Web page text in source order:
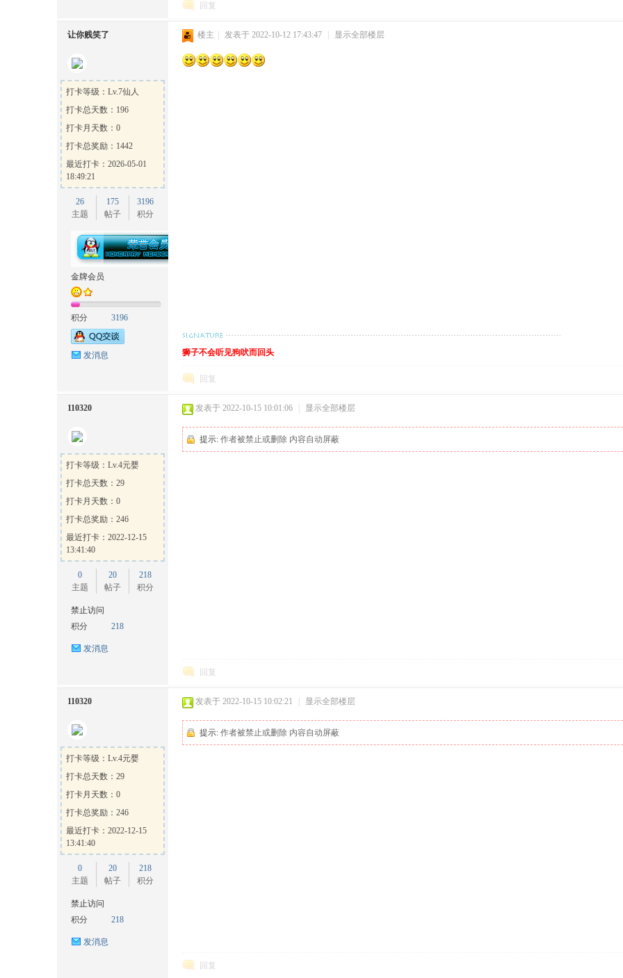
官
论
回复
让你贱笑了
打卡等级：Lv.7仙人
打卡总天数：196
打卡月天数：0
打卡总奖励：1442
最近打卡：2026-05-01
18:49:21
26
主题
175
帖子
3196
积分
金牌会员
积分 3196
发消息
楼主 发表于 2022-10-12 17:43:47 显示全部楼层
狮子不会听见狗吠而回头
回复
110320
打卡等级：Lv.4元婴
打卡总天数：29
打卡月天数：0
打卡总奖励：246
最近打卡：2022-12-15
13:41:40
0
主题
20
帖子
218
积分
禁止访问
积分
218
发消息
发表于 2022-10-15 10:01:06 显示全部楼层
提示: 作者被禁止或删除 内容自动屏蔽
回复
110320
打卡等级：Lv.4元婴
打卡总天数：29
打卡月天数：0
打卡总奖励：246
最近打卡：2022-12-15
13:41:40
0
主题
20
帖子
218
积分
禁止访问
积分
218
发消息
发表于 2022-10-15 10:02:21 显示全部楼层
提示: 作者被禁止或删除 内容自动屏蔽
回复